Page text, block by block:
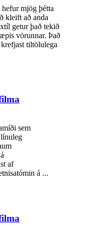
mjög þétta
kleift að anda
getur það tekið
vörunnar. Það
tiltölulega
sem
af
á ...